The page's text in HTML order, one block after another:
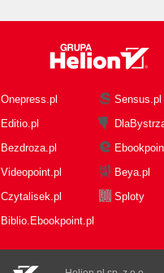
Onepress.pl
Sensus.pl
Editio.pl
Bezdroza.pl
Videopoint.pl
Beya.pl
Czytalisek.pl
Sploty
Biblio.Ebookpoint.pl